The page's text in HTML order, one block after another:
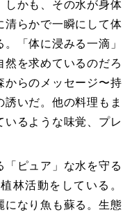
しかも、その水が身体
清らかで一瞬にして体
「体に浸みる一滴」
然を求めているのだろ
からのメッセージ〜持
いだ。他の料理もま
いるような味覚、プレ
「ピュア」な水を守る
林活動をしている。
になり魚も蘇る。生態